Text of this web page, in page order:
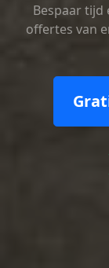
Bespaar tijd
offertes van